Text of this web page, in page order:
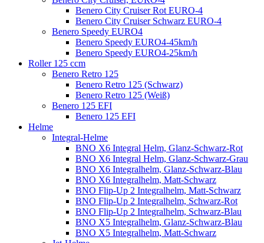
Benero City Cruiser Rot EURO-4
Benero City Cruiser Schwarz EURO-4
Benero Speedy EURO4
Benero Speedy EURO4-45km/h
Benero Speedy EURO4-25km/h
Roller 125 ccm
Benero Retro 125
Benero Retro 125 (Schwarz)
Benero Retro 125 (Weiß)
Benero 125 EFI
Benero 125 EFI
Helme
Integral-Helme
BNO X6 Integral Helm, Glanz-Schwarz-Rot
BNO X6 Integral Helm, Glanz-Schwarz-Grau
BNO X6 Integralhelm, Glanz-Schwarz-Blau
BNO X6 Integralhelm, Matt-Schwarz
BNO Flip-Up 2 Integralhelm, Matt-Schwarz
BNO Flip-Up 2 Integralhelm, Schwarz-Rot
BNO Flip-Up 2 Integralhelm, Schwarz-Blau
BNO X5 Integralhelm, Glanz-Schwarz-Blau
BNO X5 Integralhelm, Matt-Schwarz